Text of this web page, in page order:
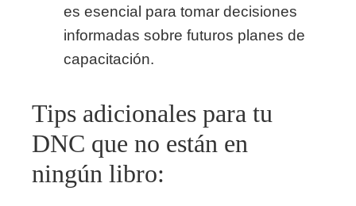
es esencial para tomar decisiones
informadas sobre futuros planes de
capacitación.
Tips adicionales para tu
DNC que no están en
ningún libro: